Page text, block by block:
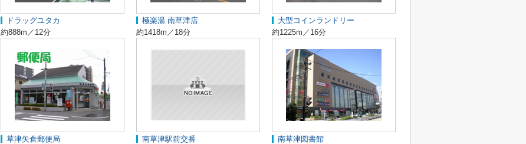
ドラッグユタカ
約888m／12分
極楽湯 南草津店
約1418m／18分
大型コインランドリー
約1225m／16分
草津矢倉郵便局
南草津駅前交番
南草津図書館